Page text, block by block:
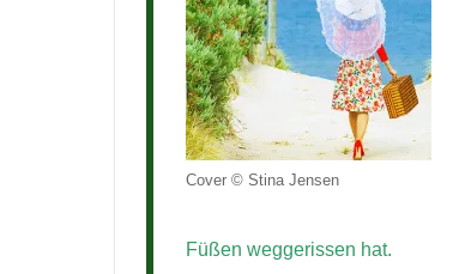
Cover © Stina Jensen
Füßen weggerissen hat.